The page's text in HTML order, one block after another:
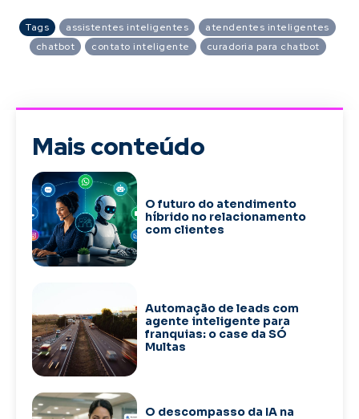
Tags assistentes inteligentes
atendentes inteligentes
chatbot
contato inteligente curadoria para chatbot
Mais conteúdo
O futuro do atendimento
híbrido no relacionamento
com clientes
Automação de leads com
agente inteligente para
franquias: o case da SÓ
Multas
O descompasso da IA na